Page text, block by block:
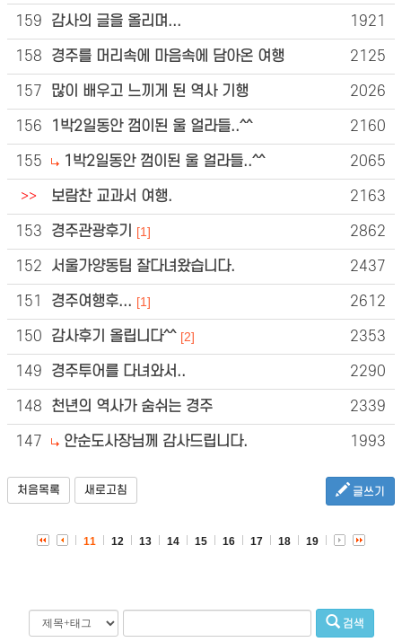
159 감사의 글을 올리며... 1921
158 경주를 머리속에 마음속에 담아온 여행 2125
157 많이 배우고 느끼게 된 역사 기행 2026
156 1박2일동안 껌이된 울 얼라들..^^ 2160
155 1박2일동안 껌이된 울 얼라들..^^ 2065
>> 보람찬 교과서 여행. 2163
153 경주관광후기 [1] 2862
152 서울가양동팀 잘다녀왔습니다. 2437
151 경주여행후... [1] 2612
150 감사후기 올립니다^^ [2] 2353
149 경주투어를 다녀와서.. 2290
148 천년의 역사가 숨쉬는 경주 2339
147 안순도사장님께 감사드립니다. 1993
처음목록 새로고침 글쓰기
11 12 13 14 15 16 17 18 19
검색